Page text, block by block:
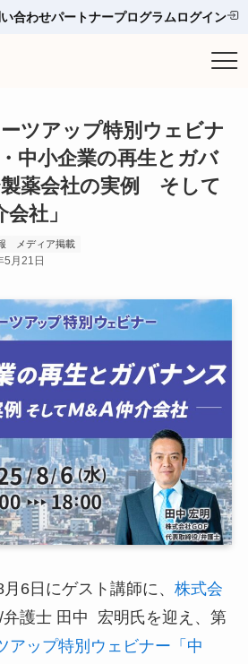
び方
プを無料ではじめる▶
合わせパートナープログラムログイン
ツアップ特別ウェビナ
中小企業の再生とガバ
薬会社の実例 そして
社」
メディア掲載
5月21日
6日にゲスト講師に、 株式会
護士 田中 宏明氏を迎え、第
アップ特別ウェビナー「中